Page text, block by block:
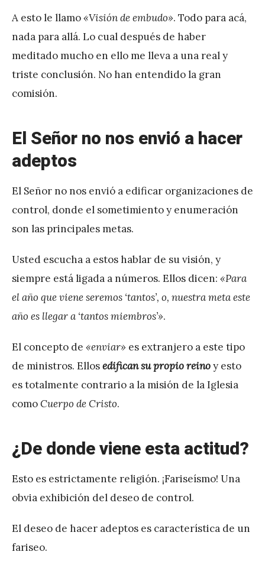
A esto le llamo«Visión de embudo». Todo para acá,
nada para allá. Lo cual después de haber
meditado mucho en ello me lleva a una real y
triste conclusión. No han entendido la gran
comisión.
El Señor no nos envió a hacer
adeptos
El Señor no nos envió a edificar organizaciones de
control, donde el sometimiento y enumeración
son las principales metas.
Usted escucha a estos hablar de su visión, y
siempre está ligada a números. Ellos dicen: «Para
el año que viene seremos ‘tantos’, o, nuestra meta este
año es llegar a ‘tantos miembros’».
El concepto de «enviar» es extranjero a este tipo
de ministros. Ellosedifican su propio reinoy esto
es totalmente contrario a la misión de la Iglesia
comoCuerpo de Cristo.
¿De donde viene esta actitud?
Esto es estrictamente religión. ¡Fariseísmo! Una
obvia exhibición del deseo de control.
El deseo de hacer adeptos es característica de un
fariseo.